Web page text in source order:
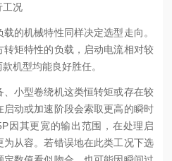
况
机械特性同样决定选型走向。
矩特性的负载，启动电流相对较
机型均能良好胜任。
小型卷绕机这类恒转矩或存在较
动或加速阶段会索取更高的瞬时
因其更宽的输出范围，在处理启
从容。若错误地在此类工况下选